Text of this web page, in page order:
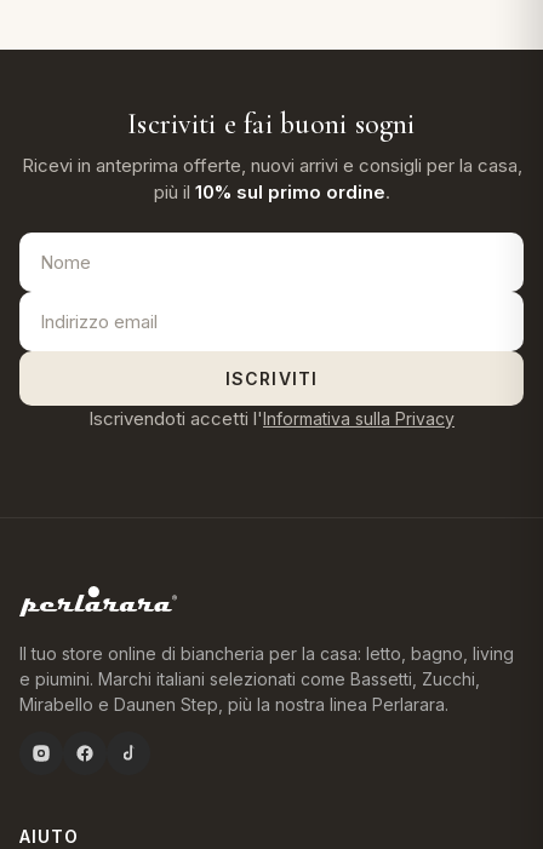
Iscriviti e fai buoni sogni
Ricevi in anteprima offerte, nuovi arrivi e consigli per la casa,
più il 10% sul primo ordine.
ISCRIVITI
Iscrivendoti accetti l'Informativa sulla Privacy
Il tuo store online di biancheria per la casa: letto, bagno, living
e piumini. Marchi italiani selezionati come Bassetti, Zucchi,
Mirabello e Daunen Step, più la nostra linea Perlarara.
AIUTO